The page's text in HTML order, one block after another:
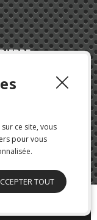
ce site, vous
pour vous
TOUT